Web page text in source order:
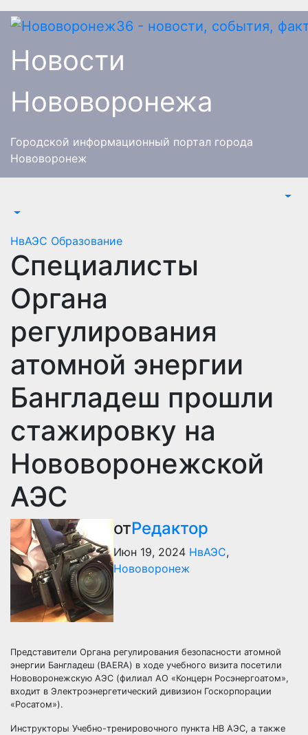
Перейти
Новости
Нововоронежа
Городской информационный портал города
Нововоронеж
НвАЭС Образование
Специалисты
Органа
регулирования
атомной энергии
Бангладеш прошли
стажировку на
Нововоронежской
АЭС
отРедактор
Июн 19, 2024 НвАЭС,
Нововоронеж
Представители Органа регулирования безопасности атомной
энергии Бангладеш (BAERA) в ходе учебного визита посетили
Нововоронежскую АЭС (филиал АО «Концерн Росэнергоатом»,
входит в Электроэнергетический дивизион Госкорпорации
«Росатом»).
Инструкторы Учебно-тренировочного пункта НВ АЭС, а также